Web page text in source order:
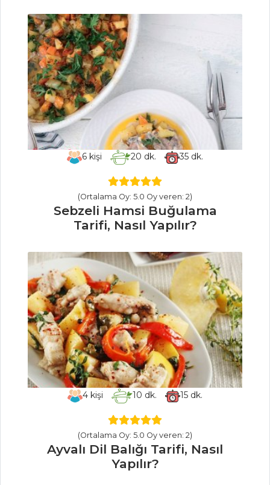
Çorbalar Tüm
Tarifleri
HAMUR İŞLERI
Çikolatalı
Sandviç Kurabiye
Tarifi, Nasıl Yapılır?
Tuzlu Kokteyl
Nasıl Yapılır?
Havuçlu Cevizli
Tarçınlı Kek Tarifi,
Hamur İşleri Tüm
Tarifleri
MASTERCHEF
Karidesli Pad
Thai Tarifi, Nasıl
Yapılır?
Mac Cheese
Tarifi, Nasıl Yapılır?
Kuru Meyveli
Dolma Tarifi Tarifi,
6kişi 20 dk. 35 dk.
(Ortalama Oy: 5.0 Oy veren: 2)
Sebzeli Hamsi Buğulama
Tarifi, Nasıl Yapılır?
4 kişi 10 dk. 15dk.
(Ortalama Oy: 5.0 Oy veren: 2)
Ayvalı Dil Balığı Tarifi, Nasıl
Yapılır?